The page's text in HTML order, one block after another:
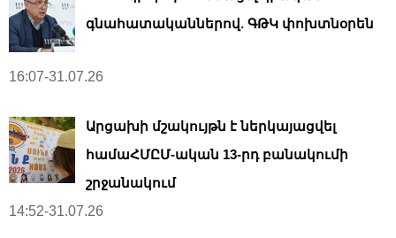
գնահատականներով. ԳԹԿ փոխտնօրեն
16:07-31.07.26
Արցախի մշակույթն է ներկայացվել
համաՀՄԸՄ-ական 13-րդ բանակումի
շրջանակում
14:52-31.07.26